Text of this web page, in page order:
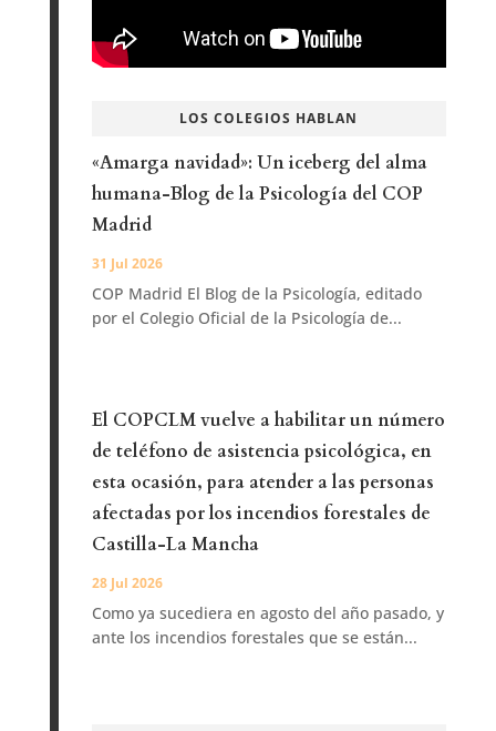
LOS COLEGIOS HABLAN
«Amarga navidad»: Un iceberg del alma
humana-Blog de la Psicología del COP
Madrid
31 Jul 2026
COP Madrid El Blog de la Psicología, editado
por el Colegio Oficial de la Psicología de...
El COPCLM vuelve a habilitar un número
de teléfono de asistencia psicológica, en
esta ocasión, para atender a las personas
afectadas por los incendios forestales de
Castilla-La Mancha
28 Jul 2026
Como ya sucediera en agosto del año pasado, y
ante los incendios forestales que se están...